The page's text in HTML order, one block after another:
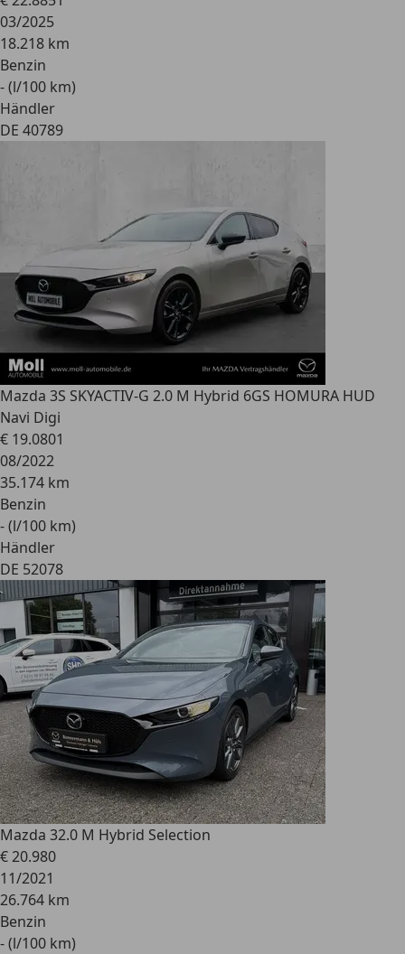
03/2025
18.218 km
Benzin
- (l/100 km)
Händler
DE 40789
Mazda 3S SKYACTIV-G 2.0 M Hybrid 6GS HOMURA HUD
Navi Digi
€ 19.0801
08/2022
35.174 km
Benzin
- (l/100 km)
Händler
DE 52078
Mazda 32.0 M Hybrid Selection
€ 20.980
11/2021
26.764 km
Benzin
- (l/100 km)